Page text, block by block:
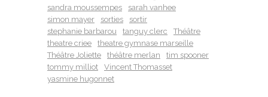
sandra moussempes
sarah vanhee
simon mayer
sorties
sortir
stephanie barbarou
tanguy clerc
Théâtre
theatre criee
theatre gymnase marseille
Théâtre Joliette
théâtre merlan
tim spooner
tommy milliot
Vincent Thomasset
yasmine hugonnet